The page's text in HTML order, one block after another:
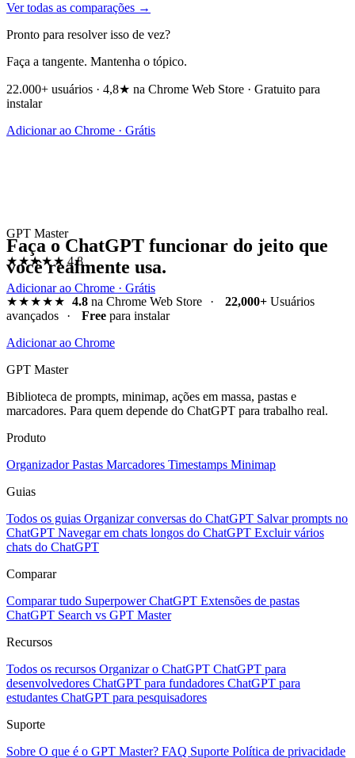
Ver todas as comparações →
Pronto para resolver isso de vez?
Faça a tangente. Mantenha o tópico.
22.000+ usuários · 4,8★ na Chrome Web Store · Gratuito para
instalar
Adicionar ao Chrome · Grátis
GPT Master
★★★★★ 4.8
Adicionar ao Chrome · Grátis
Faça o ChatGPT funcionar do jeito que
você realmente usa.
★★★★★ 4.8na Chrome Web Store · 22,000+Usuários
avançados
· Free para instalar
Adicionar ao Chrome
GPT Master
Biblioteca de prompts, minimap, ações em massa, pastas e
marcadores. Para quem depende do ChatGPT para trabalho real.
Produto
OrganizadorPastas Marcadores Timestamps Minimap
Guias
Todos os guias Organizar conversas do ChatGPT Salvar prompts no
ChatGPT Navegar em chats longos do ChatGPT Excluir vários
chats do ChatGPT
Comparar
Comparar tudo Superpower ChatGPT Extensões de pastas
ChatGPT Search vs GPT Master
Recursos
Todos os recursos Organizar o ChatGPT ChatGPT para
desenvolvedores ChatGPT para fundadores ChatGPT para
estudantes ChatGPT para pesquisadores
Suporte
Sobre O que é o GPT Master? FAQ Suporte Política de privacidade